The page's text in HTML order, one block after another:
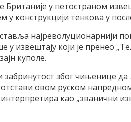
у петостраном
у конструкцији тенкова у
најреволуционарнији
у извештају који је пренео
куполе.
забринутост због чињенице
овом руском
као „званични